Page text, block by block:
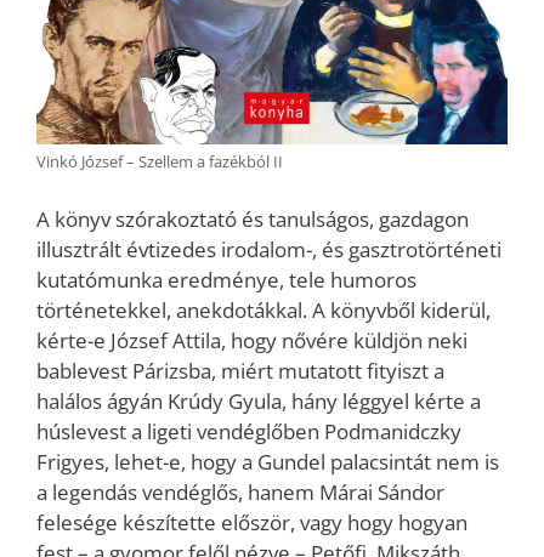
Vinkó József – Szellem a fazékból II
A könyv szórakoztató és tanulságos, gazdagon
illusztrált évtizedes irodalom-, és gasztrotörténeti
kutatómunka eredménye, tele humoros
történetekkel, anekdotákkal. A könyvből kiderül,
kérte-e József Attila, hogy nővére küldjön neki
bablevest Párizsba, miért mutatott fityiszt a
halálos ágyán Krúdy Gyula, hány léggyel kérte a
húslevest a ligeti vendéglőben Podmanidczky
Frigyes, lehet-e, hogy a Gundel palacsintát nem is
a legendás vendéglős, hanem Márai Sándor
felesége készítette először, vagy hogy hogyan